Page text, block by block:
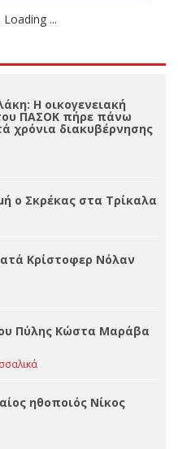
χρόνια διακυβέρνησης
ο Σκρέκας στα Τρίκαλα
Κρίστοφερ Νόλαν
Πύλης Κώστα Μαράβα